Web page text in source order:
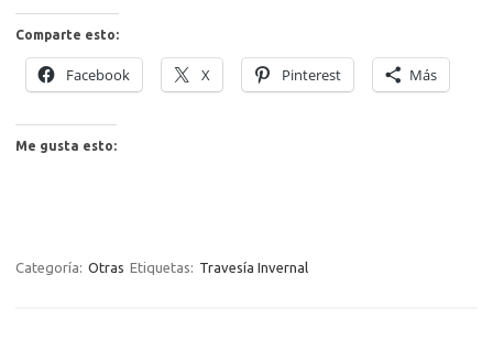
Comparte esto:
Facebook X Pinterest Más
Me gusta esto:
Categoría: Otras Etiquetas: Travesía Invernal